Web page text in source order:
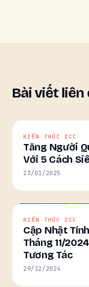
Bài viết liên
KIẾN THỨC ZCC
Tăng Người
Với 5 Cách
23/01/2025
KIẾN THỨC ZCC
Cập Nhật
Tháng 11/
Tương Tác
29/12/2024